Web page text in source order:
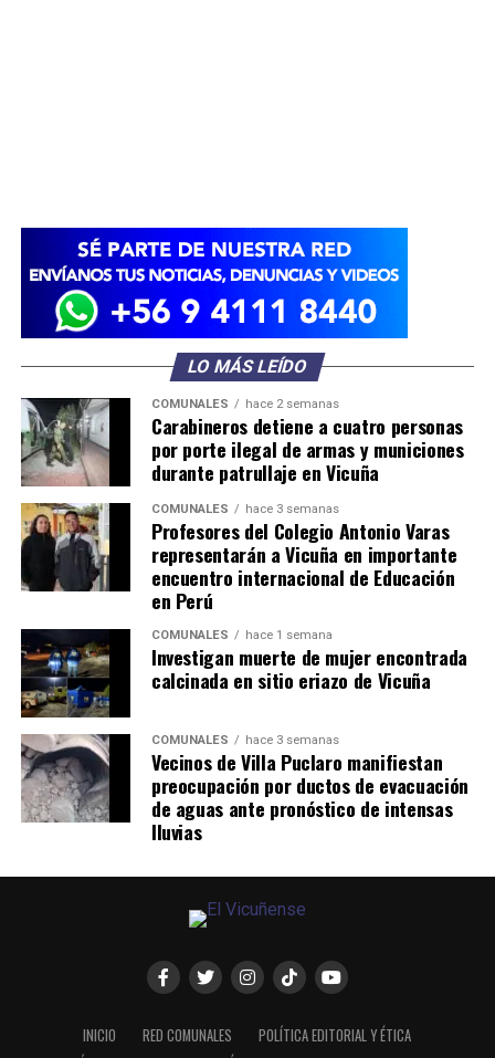
LO MÁS LEÍDO
COMUNALES hace 2 semanas
Carabineros detiene a cuatro personas
por porte ilegal de armas y municiones
durante patrullaje en Vicuña
COMUNALES hace 3 semanas
Profesores del Colegio Antonio Varas
representarán a Vicuña en importante
encuentro internacional de Educación
en Perú
COMUNALES hace 1 semana
Investigan muerte de mujer encontrada
calcinada en sitio eriazo de Vicuña
COMUNALES hace 3 semanas
Vecinos de Villa Puclaro manifiestan
preocupación por ductos de evacuación
de aguas ante pronóstico de intensas
lluvias
INICIO RED COMUNALES
POLÍTICA EDITORIAL Y ÉTICA